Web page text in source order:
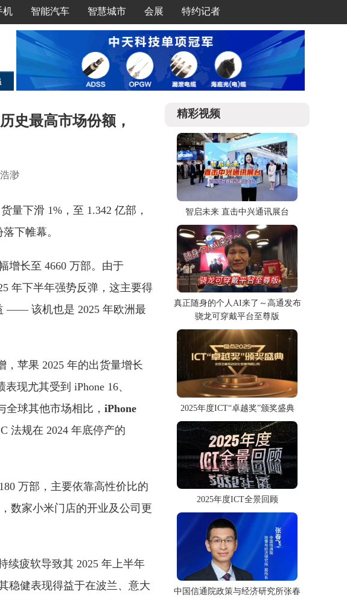
机 智能汽车 智慧城市 会展 特约记者
史最高市场份额，
渺
量下滑 1%，至 1.342 亿部，
下帷幕。
增长至 4660 万部。由于
年下半年强势反弹，这主要得
—— 该机也是 2025 年欧洲最
，苹果 2025 年的出货量增长
表现尤其受到 iPhone 16、
全球其他市场相比， iPhone
法规在 2024 年底停产的
万部，主要依靠高性价比的
数家小米门店的开业及公司更
续疲软导致其 2025 年上半年
稳健表现得益于在波兰、意大
精彩视频
智启未来 直击中兴通讯展台
真正随身的个人AI来了～高通发布
骁龙可穿戴平台至尊版
2025年度ICT“卓越奖”颁奖盛典
2025年度ICT全景回顾
中国信通院政策与经济研究所张春